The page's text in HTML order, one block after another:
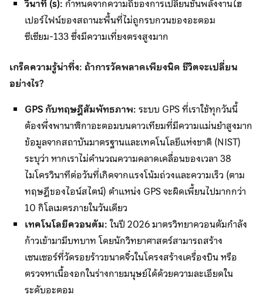
วินาที (s): กำหนดจากความถี่ของการเปลี่ยนชั้นพลังงานไฮ
เปอร์ไฟน์ของสถานะพื้นที่ไม่ถูกรบกวนของอะตอม
ซีเซียม-133 ซึ่งมีความเที่ยงตรงสูงมาก
เกร็ดความรู้น่าทึ่ง: ถ้าการวัดพลาดเพียงนิด ชีวิตจะเปลี่ยน
อย่างไร?
GPS กับทฤษฎีสัมพัทธภาพ:ระบบ GPS ที่เราใช้ทุกวันนี้
ต้องพึ่งพานาฬิกาอะตอมบนดาวเทียมที่มีความแม่นยำสูงมาก
ข้อมูลจากสถาบันมาตรฐานและเทคโนโลยีแห่งชาติ (NIST)
ระบุว่า หากเราไม่คำนวณความคลาดเคลื่อนของเวลา 38
ไมโครวินาทีต่อวันที่เกิดจากแรงโน้มถ่วงและความเร็ว (ตาม
ทฤษฎีของไอน์สไตน์) ตำแหน่ง GPS จะผิดเพี้ยนไปมากกว่า
10 กิโลเมตรภายในวันเดียว
เทคโนโลยีควอนตัม:ในปี 2026 มาตรวิทยาควอนตัมกำลัง
ก้าวเข้ามามีบทบาท โดยนักวิทยาศาสตร์สามารถสร้าง
เซนเซอร์ที่วัดรอยร้าวขนาดจิ๋วในโครงสร้างเครื่องบิน หรือ
ตรวจหาเนื้องอกในร่างกายมนุษย์ได้ด้วยความละเอียดใน
ระดับอะตอม